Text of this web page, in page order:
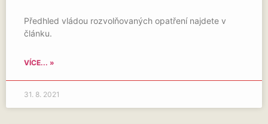
Předhled vládou rozvolňovaných opatření najdete v
článku.
VÍCE... »
31. 8. 2021